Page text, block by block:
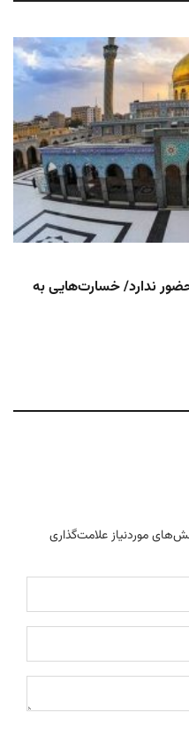
ندارد/ خسارت‌هایی به
موردنیاز علامت‌گذاری